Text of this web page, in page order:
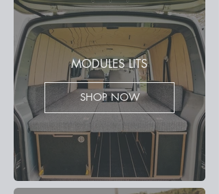
MODULES LITS
SHOP NOW